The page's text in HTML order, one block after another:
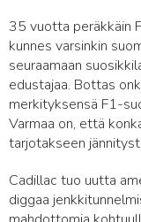
35 vuotta peräkkäin
kunnes varsinkin
seuraamaan
edustajaa. Bottas
merkityksensä F1-
Varmaa on, että
tarjotakseen
Cadillac tuo uutta
diggaa